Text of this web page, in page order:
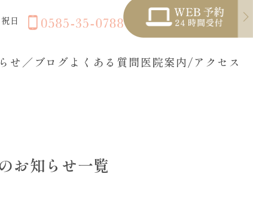
日
せ／ブログよくある質問医院案内/アクセス
お知らせ一覧